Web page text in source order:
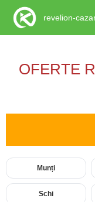
OFERTE
Munți
Schi
revelion-